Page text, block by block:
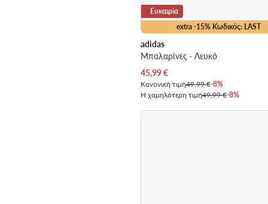
extra -15% Κωδικός: LAST
Ευκαιρία
adidas
Μπαλαρίνες · Λευκό
Τρέχουσα τιμή
45,99€
Κανονική τιμή49,99 €-8%
Η χαμηλότερη τιμή49,99 €-8%